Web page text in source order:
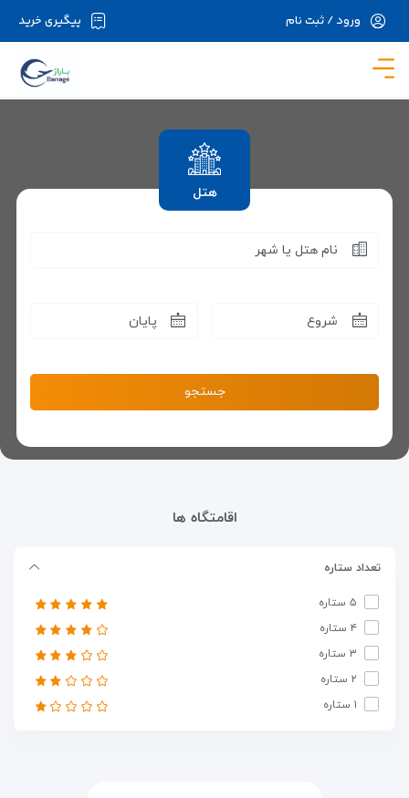
در حال حاضر ارتباط با سرور قطع می باشد لطفا
پیگیری خرید ورود / ثبت نام
هتل
نام هتل یا شهر
شروع پایان
جستجو
اقامتگاه ها
تعداد ستاره
۵ ستاره
۴ ستاره
۳ ستاره
۲ ستاره
۱ ستاره